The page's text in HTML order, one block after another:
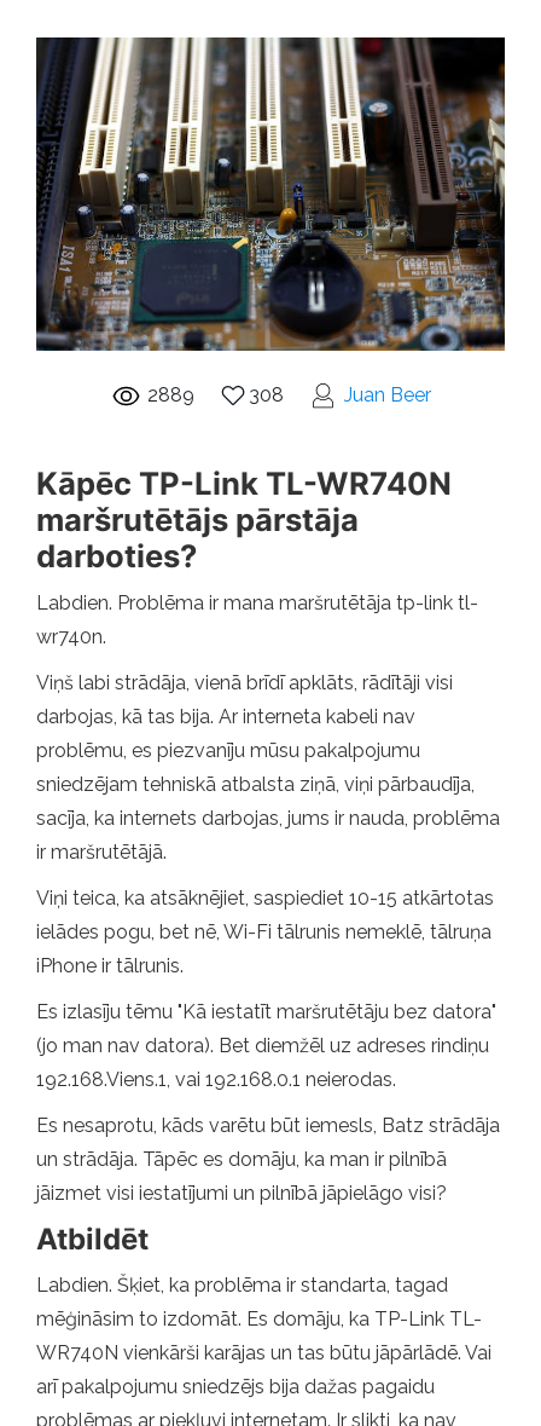
2889 308 Juan Beer
Kāpēc TP-Link TL-WR740N
maršrutētājs pārstāja
darboties?
Labdien. Problēma ir mana maršrutētāja tp-link tl-
wr740n.
Viņš labi strādāja, vienā brīdī apklāts, rādītāji visi
darbojas, kā tas bija. Ar interneta kabeli nav
problēmu, es piezvanīju mūsu pakalpojumu
sniedzējam tehniskā atbalsta ziņā, viņi pārbaudīja,
sacīja, ka internets darbojas, jums ir nauda, ​​problēma
ir maršrutētājā.
Viņi teica, ka atsāknējiet, saspiediet 10-15 atkārtotas
ielādes pogu, bet nē, Wi-Fi tālrunis nemeklē, tālruņa
iPhone ir tālrunis.
Es izlasīju tēmu "Kā iestatīt maršrutētāju bez datora"
(jo man nav datora). Bet diemžēl uz adreses rindiņu
192.168.Viens.1, vai 192.168.0.1 neierodas.
Es nesaprotu, kāds varētu būt iemesls, Batz strādāja
un strādāja. Tāpēc es domāju, ka man ir pilnībā
jāizmet visi iestatījumi un pilnībā jāpielāgo visi?
Atbildēt
Labdien. Šķiet, ka problēma ir standarta, tagad
mēģināsim to izdomāt. Es domāju, ka TP-Link TL-
WR740N vienkārši karājas un tas būtu jāpārlādē. Vai
arī pakalpojumu sniedzējs bija dažas pagaidu
problēmas ar piekļuvi internetam. Ir slikti, ka nav